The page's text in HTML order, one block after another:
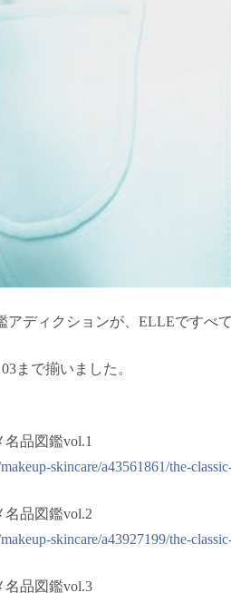
ディクションが、ELLEですべて
まで揃いました。
品図鑑vol.1
skincare/a43561861/the-
品図鑑vol.2
skincare/a43927199/the-
名品図鑑vol.3